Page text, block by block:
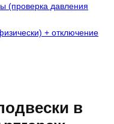
(проверка давления
+ отключение
в